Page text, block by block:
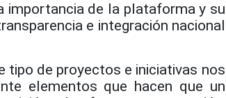
importancia de la plataforma y su
e integración nacional
tipo de proyectos e iniciativas nos
elementos que hacen que un